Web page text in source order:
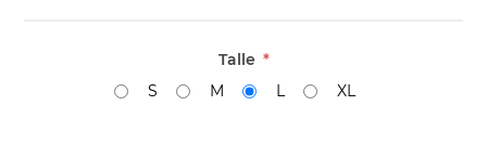
Talle *
S
M L XL